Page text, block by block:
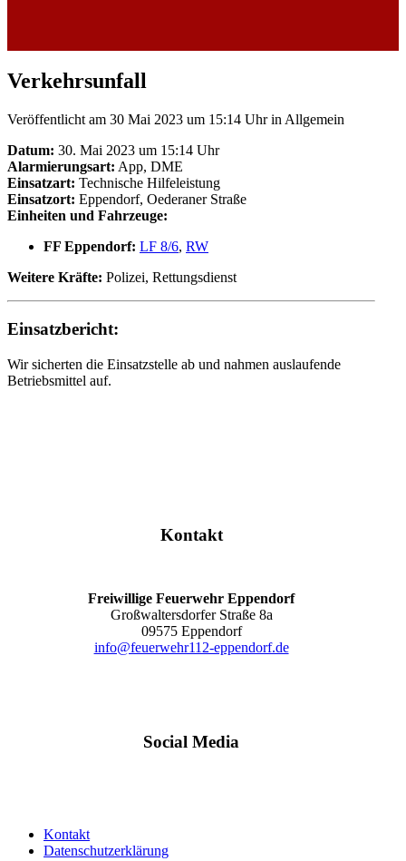
Verkehrsunfall
Veröffentlicht am 30 Mai 2023 um 15:14 Uhrin Allgemein
Datum: 30. Mai 2023 um 15:14 Uhr
Alarmierungsart: App, DME
Einsatzart: Technische Hilfeleistung
Einsatzort: Eppendorf, Oederaner Straße
Einheiten und Fahrzeuge:
FF Eppendorf: LF 8/6, RW
Weitere Kräfte: Polizei, Rettungsdienst
Einsatzbericht:
Wir sicherten die Einsatzstelle ab und nahmen auslaufende
Betriebsmittel auf.
Kontakt
Freiwillige Feuerwehr Eppendorf
Großwaltersdorfer Straße 8a
09575 Eppendorf
info@feuerwehr112-eppendorf.de
Social Media
Kontakt
Datenschutzerklärung